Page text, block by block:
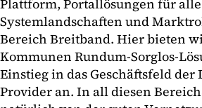
Plattform, Portallösungen für alle
Systemlandschaften und
Bereich Breitband. Hier bieten
Kommunen Rundum-Sorglos-
Einstieg in das Geschäftsfeld der
Provider an. In all diesen